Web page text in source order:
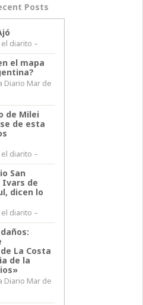
Posts
diarito –
el mapa
Diario Mar de
de Milei
de esta
diarito –
San
Ivars de
dicen lo
diarito –
La Costa
de la
Diario Mar de